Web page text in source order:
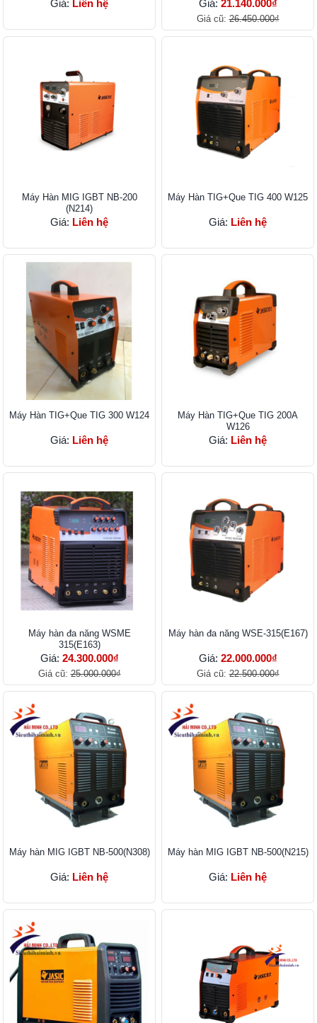
Giá: Liên hệ Giá: 21.140.000₫
Giá cũ:26.450.000₫
Máy Hàn MIG IGBT NB-200
(N214)
Giá: Liên hệ
Máy Hàn TIG+Que TIG 400 W125
Giá: Liên hệ
Máy Hàn TIG+Que TIG 300 W124
Giá: Liên hệ
Máy Hàn TIG+Que TIG 200A
W126
Giá: Liên hệ
Máy hàn đa năng WSME
315(E163)
Giá: 24.300.000₫
Giá cũ:25.000.000₫
Máy hàn đa năng WSE-315(E167)
Giá: 22.000.000₫
Giá cũ:22.500.000₫
Máy hàn MIG IGBT NB-500(N308)
Giá: Liên hệ
Máy hàn MIG IGBT NB-500(N215)
Giá: Liên hệ